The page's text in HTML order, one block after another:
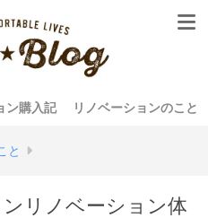
ン購入記 リノベーションのこと
と
リノベーション体